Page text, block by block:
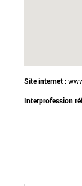
Site internet :
Interprofession